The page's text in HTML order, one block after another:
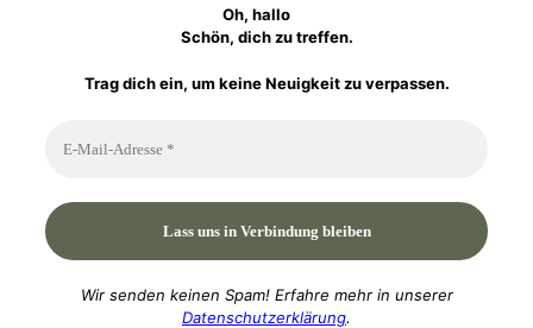
Oh, hallo
Schön, dich zu treffen.
Trag dich ein, um keine Neuigkeit zu verpassen.
Wir senden keinen Spam! Erfahre mehr in unserer
Datenschutzerklärung.